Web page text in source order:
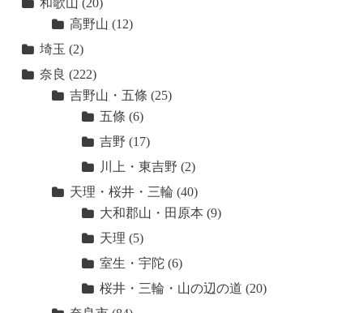
和歌山 (20)
高野山 (12)
埼玉 (2)
奈良 (222)
吉野山・五條 (25)
五條 (6)
吉野 (17)
川上・東吉野 (2)
天理・桜井・三輪 (40)
大和郡山・田原本 (9)
天理 (5)
室生・宇陀(6)
桜井・三輪・山の辺の道 (20)